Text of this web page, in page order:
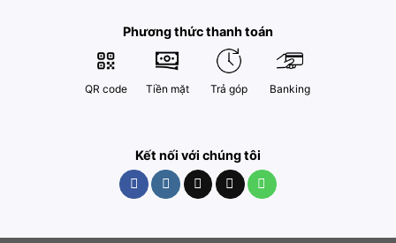
Phương thức thanh toán
QR code Tiền mặt Trả góp Banking
Kết nối với chúng tôi